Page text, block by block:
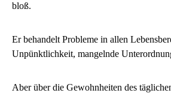
bloß.
Er behandelt Probleme in allen
Unpünktlichkeit, mangelnde
Aber über die Gewohnheiten des